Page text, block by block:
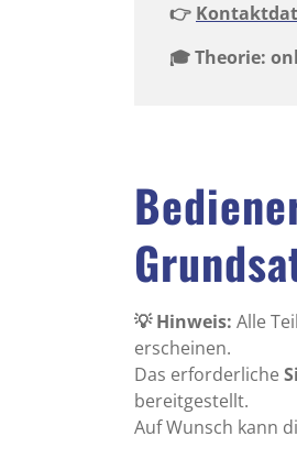
👉
🎓 Theorie:
💡 Hinweis: Alle
erscheinen.
Das erforderliche
bereitgestellt.
Auf Wunsch kann